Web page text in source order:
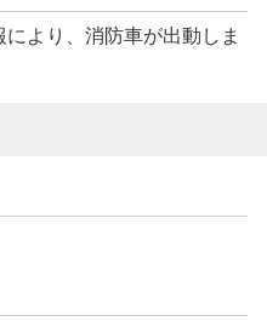
より、消防車が出動しま